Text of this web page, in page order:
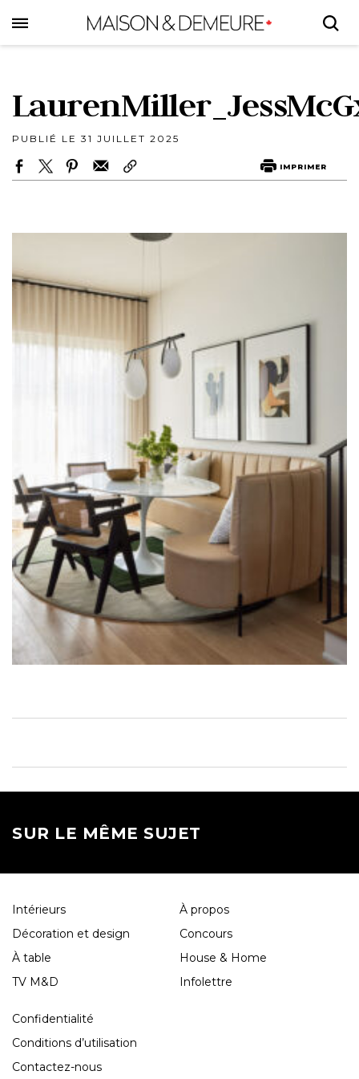
to
main
PUBLIÉ LE 31 JUILLET 2025
IMPRIMER
SUR LE MÊME SUJET
Intérieurs
Décoration et design
À table
TV M&D
À propos
Concours
House & Home
Infolettre
Confidentialité
Conditions d’utilisation
Contactez-nous